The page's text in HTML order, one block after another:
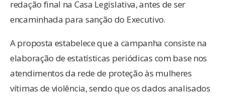
redação final na Casa Legislativa, antes de ser
encaminhada para sanção do Executivo.
A proposta estabelece que a campanha consiste na
elaboração de estatísticas periódicas com base nos
atendimentos da rede de proteção às mulheres
vítimas de violência, sendo que os dados analisados